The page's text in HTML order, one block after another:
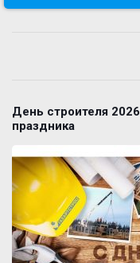
День строителя
праздника